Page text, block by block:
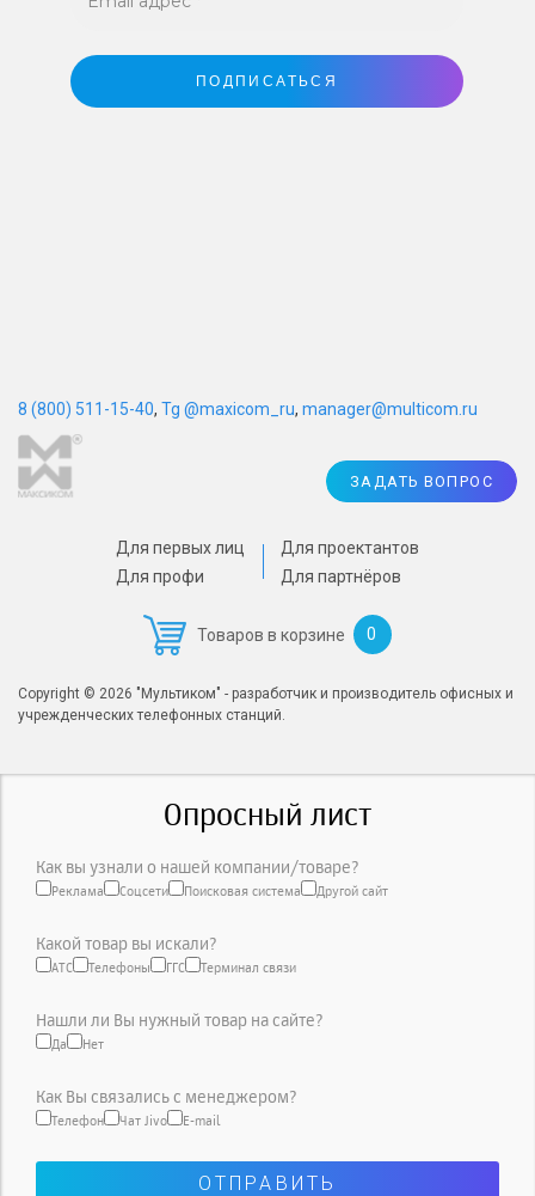
Для первых лиц
Для профи
Для проектантов
Для партнёров
Товаров в корзине 0
ЗАДАТЬ ВОПРОС
Copyright © 2026 "Мультиком" - разработчик и производитель офисных и
учрежденческих телефонных станций.
8 (800) 511-15-40, Tg @maxicom_ru, manager@multicom.ru
Опросный лист
Как вы узнали о нашей компании/товаре?
Реклама Соцсети Поисковая система Другой сайт
Какой товар вы искали?
АТС Телефоны ГГС Терминал связи
Нашли ли Вы нужный товар на сайте?
Да Нет
Как Вы связались с менеджером?
Телефон Чат Jivo E-mail